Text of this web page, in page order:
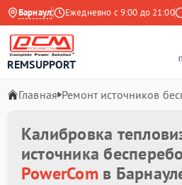
Барнаул
Яндекс Ежедневно с 9:00 до 21:00
REMSUPPORT
Главная Ремонт источников
Калибровка
источника
PowerComв